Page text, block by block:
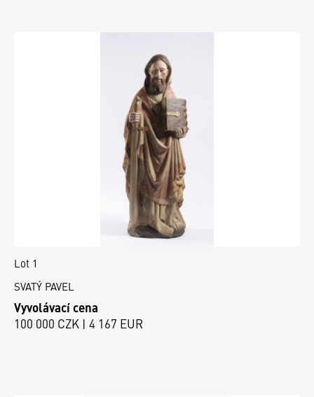
Lot 1
SVATÝ PAVEL
Vyvolávací cena
100 000 CZK | 4 167 EUR